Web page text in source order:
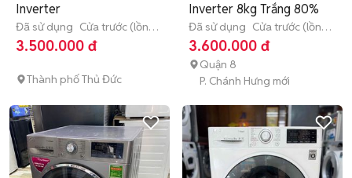
Inverter
Đã sử dụng Cửa trước (lồng
ngang) 8 - 8.9 kg
3.500.000 đ
Thành phố Thủ Đức
Inverter 8kg Trắng 80%
Đã sử dụng Cửa trước (lồng
ngang) 8 - 8.9 kg
3.600.000 đ
Quận 8
P. Chánh Hưng mới